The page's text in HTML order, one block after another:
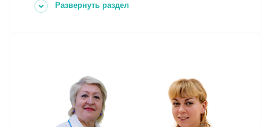
Развернуть раздел